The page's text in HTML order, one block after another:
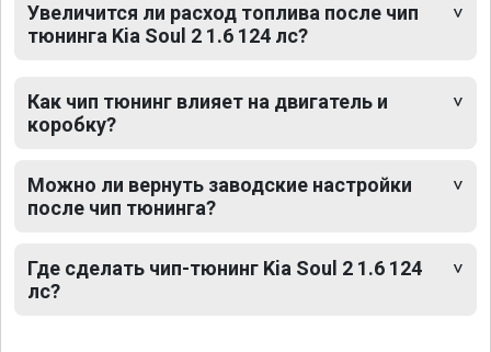
Увеличится ли расход топлива после чип
тюнинга Kia Soul 2 1.6 124 лс?
Как чип тюнинг влияет на двигатель и
коробку?
Можно ли вернуть заводские настройки
после чип тюнинга?
Где сделать чип-тюнинг Kia Soul 2 1.6 124
лс?